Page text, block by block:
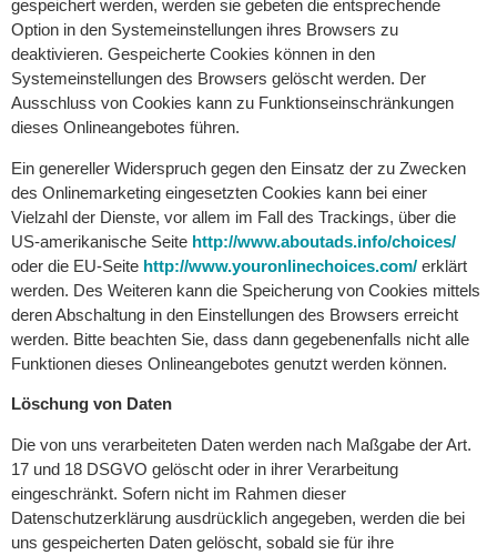
gespeichert werden, werden sie gebeten die entsprechende
Option in den Systemeinstellungen ihres Browsers zu
deaktivieren. Gespeicherte Cookies können in den
Systemeinstellungen des Browsers gelöscht werden. Der
Ausschluss von Cookies kann zu Funktionseinschränkungen
dieses Onlineangebotes führen.
Ein genereller Widerspruch gegen den Einsatz der zu Zwecken
des Onlinemarketing eingesetzten Cookies kann bei einer
Vielzahl der Dienste, vor allem im Fall des Trackings, über die
US-amerikanische Seite http://www.aboutads.info/choices/
oder die EU-Seite http://www.youronlinechoices.com/ erklärt
werden. Des Weiteren kann die Speicherung von Cookies mittels
deren Abschaltung in den Einstellungen des Browsers erreicht
werden. Bitte beachten Sie, dass dann gegebenenfalls nicht alle
Funktionen dieses Onlineangebotes genutzt werden können.
Löschung von Daten
Die von uns verarbeiteten Daten werden nach Maßgabe der Art.
17 und 18 DSGVO gelöscht oder in ihrer Verarbeitung
eingeschränkt. Sofern nicht im Rahmen dieser
Datenschutzerklärung ausdrücklich angegeben, werden die bei
uns gespeicherten Daten gelöscht, sobald sie für ihre